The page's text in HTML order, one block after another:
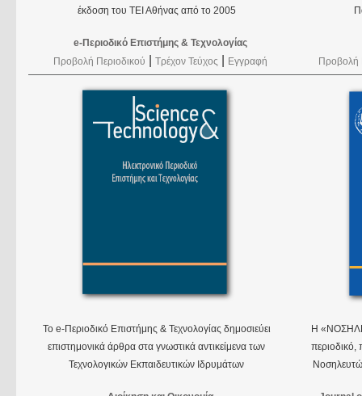
έκδοση του ΤΕΙ Αθήνας από το 2005
e-Περιοδικό Επιστήμης & Τεχνολογίας
Προβολή Περιοδικού
|Τρέχον Τεύχος Εγγραφή
Το e-Περιοδικό Επιστήμης & Τεχνολογίας δημοσιεύει
επιστημονικά άρθρα στα γνωστικά αντικείμενα των
Τεχνολογικών Εκπαιδευτικών Ιδρυμάτων
Προβολή
Η
περιοδικό,